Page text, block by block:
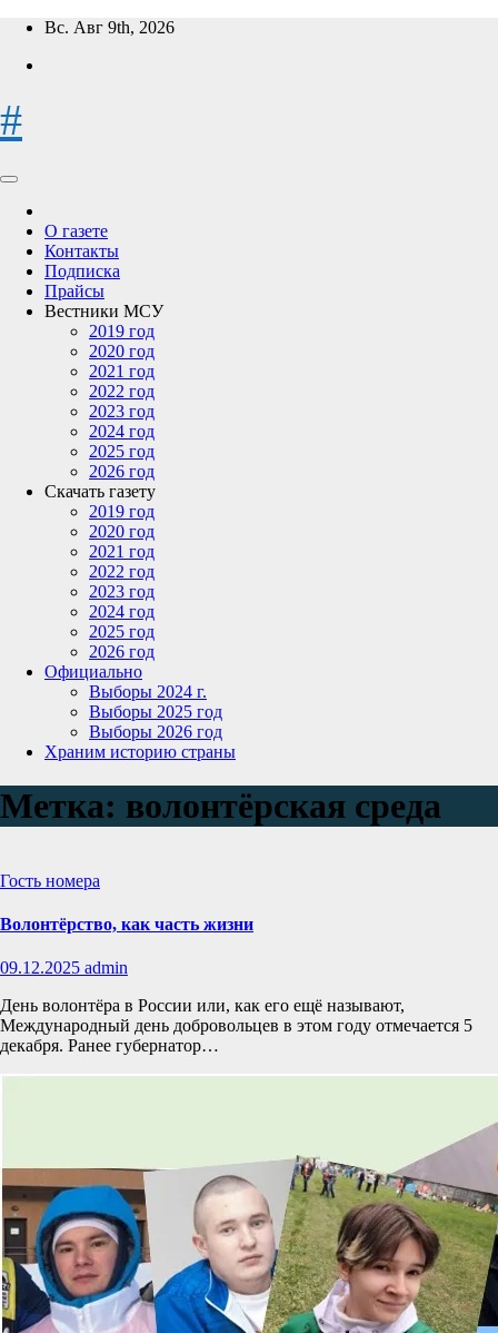
Перейти
содержимому
Вс. Авг 9th, 2026
#
О газете
Контакты
Подписка
Прайсы
Вестники МСУ
2019 год
2020 год
2021 год
2022 год
2023 год
2024 год
2025 год
2026 год
Скачать газету
2019 год
2020 год
2021 год
2022 год
2023 год
2024 год
2025 год
2026 год
Официально
Выборы 2024 г.
Выборы 2025 год
Выборы 2026 год
Храним историю страны
Метка: волонтёрская среда
Гость номера
Волонтёрство, как часть жизни
09.12.2025 admin
День волонтёра в России или, как его ещё называют,
Международный день добровольцев в этом году отмечается 5
декабря. Ранее губернатор…